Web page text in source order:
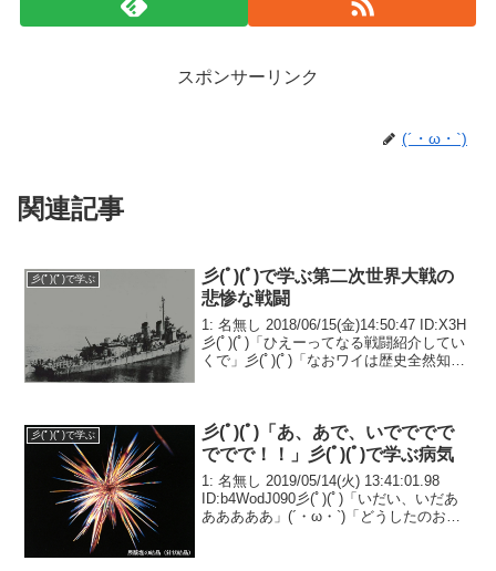
スポンサーリンク
(´・ω・`)
関連記事
彡(ﾟ)(ﾟ)で学ぶ
彡(ﾟ)(ﾟ)で学ぶ第二次世界大戦の
悲惨な戦闘
1: 名無し 2018/06/15(金)14:50:47 ID:X3H
彡(ﾟ)(ﾟ)「ひえーってなる戦闘紹介してい
くで」彡(ﾟ)(ﾟ)「なおワイは歴史全然知ら
彡(ﾟ)(ﾟ)で学ぶ
彡(ﾟ)(ﾟ)「あ、あで、いでででで
ででで！！」彡(ﾟ)(ﾟ)で学ぶ病気
1: 名無し 2019/05/14(火) 13:41:01.98
ID:b4WodJ090彡(ﾟ)(ﾟ)「いだい、いだあ
あああああ」(´・ω・`)「どうしたのお兄